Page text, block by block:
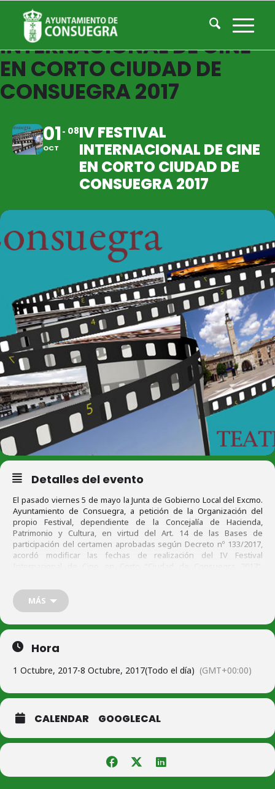
IV FESTIVAL
INTERNACIONAL DE CINE
EN CORTO CIUDAD DE
CONSUEGRA 2017
01
OCT
08IV FESTIVAL
INTERNACIONAL DE CINE
EN CORTO CIUDAD DE
CONSUEGRA 2017
Detalles del evento
El pasado viernes 5 de mayo la Junta de Gobierno Local del Excmo.
Ayuntamiento de Consuegra, a petición de la Organización del
propio Festival, dependiente de la Concejalía de Hacienda,
Patrimonio y Cultura, en virtud del Art. 14 de las Bases de
participación del certamen aprobadas según Decreto nº 133/2017,
acordó modificar las fechas de realización del IV Festival
finalmente se realizará del 1 al 8 de octubre de 2017.
+ INFO
MÁS
Hora
1 Octubre, 2017-8 Octubre, 2017(Todo el día) (GMT+00:00)
CALENDAR GOOGLECAL